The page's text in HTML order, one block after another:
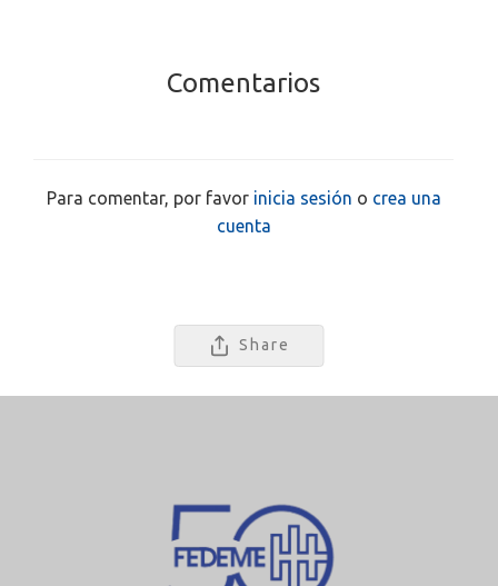
Comentarios
Para comentar, por favor inicia sesión o crea una
cuenta
Share